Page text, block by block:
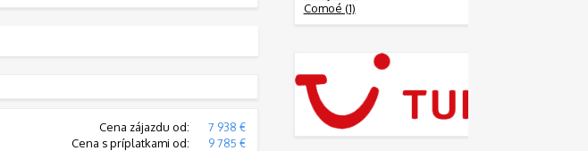
Cena zájazdu od:
7 938 €
Cena s príplatkami od:
9 785 €
Comoé (1)